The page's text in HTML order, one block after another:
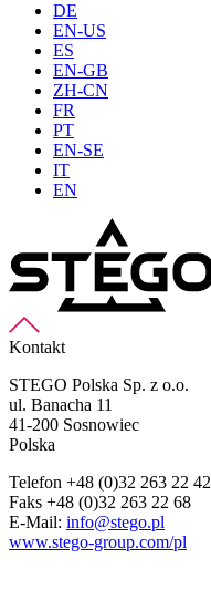
DE
EN-US
ES
EN-GB
ZH-CN
FR
PT
EN-SE
IT
EN
Kontakt
STEGO Polska Sp. z o.o.
ul. Banacha 11
41-200 Sosnowiec
Polska
Telefon +48 (0)32 263 22 42
Faks +48 (0)32 263 22 68
E-Mail: info@stego.pl
www.stego-group.com/pl